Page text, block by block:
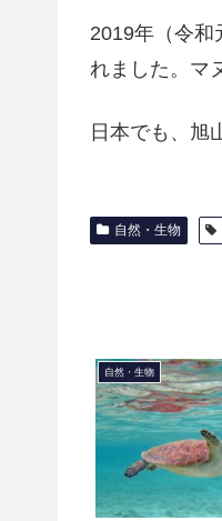
2019年（令和
れました。マ
日本でも、旭
自然・生物
自然・生物